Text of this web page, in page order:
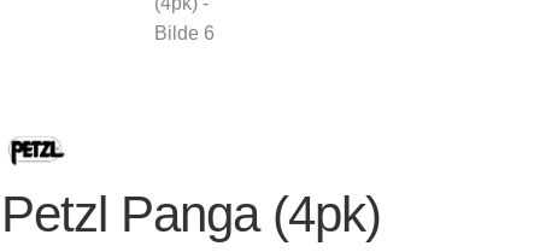
Petzl Panga (4pk)